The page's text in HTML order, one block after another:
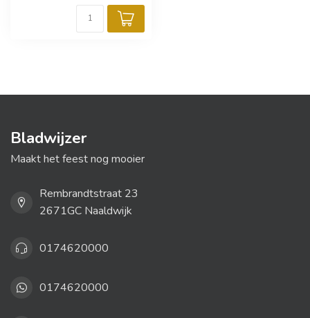
Bladwijzer
Maakt het feest nog mooier
Rembrandtstraat 23
2671GC Naaldwijk
0174620000
0174620000